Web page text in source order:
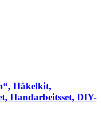
Häkelkit,
Handarbeitsset, DIY-